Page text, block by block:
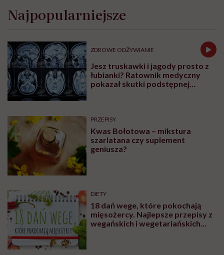
Najpopularniejsze
ZDROWE ODŻYWIANIE
Jesz truskawki i jagody prosto z
łubianki? Ratownik medyczny
pokazał skutki podstępnej
PRZEPISY
Kwas Bołotowa – mikstura
szarlatana czy suplement
geniusza?
DIETY
18 dań wege, które pokochają
mięsożercy. Najlepsze przepisy z
wegańskich i wegetariańskich